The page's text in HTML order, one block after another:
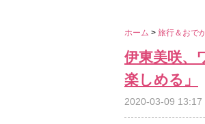
ホーム > 旅行＆おで
伊東美咲、
楽しめる」
2020-03-09 13:17